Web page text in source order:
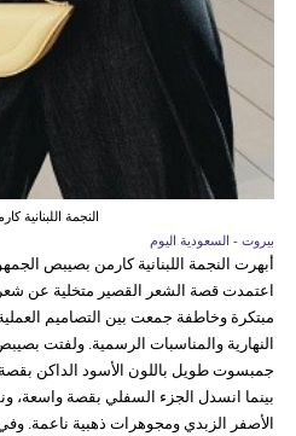
النجمة اللبنانية
بيروت - السعودية اليوم
أبهرت النجمة اللبنانية كارمن بصيبص
اعتمدت قصة الشعر القصير متخلية عن
مبتكرة وخاطفة جمعت بين التصاميم
النهارية والمناسبات الرسمية. ولفتت
جمبسوت طويل باللون الأسود الداكن
بينما انسدل الجزء السفلي بقصة واسعة،
الأصفر الزبدي ومجوهرات ذهبية ناعمة.